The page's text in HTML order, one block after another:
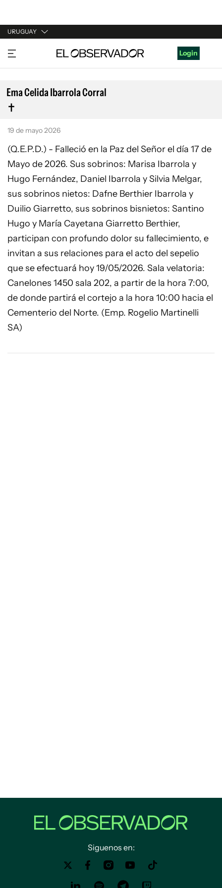
URUGUAY
URUGUAY
ARGENTINA
ESPAÑA
ESTADOS UNIDOS
Login
Ema Celida Ibarrola Corral
19 de mayo 2026
(Q.E.P.D.) - Falleció en la Paz del Señor el día 17 de
Mayo de 2026. Sus sobrinos: Marisa Ibarrola y
Hugo Fernández, Daniel Ibarrola y Silvia Melgar,
sus sobrinos nietos: Dafne Berthier Ibarrola y
Duilio Giarretto, sus sobrinos bisnietos: Santino
Hugo y María Cayetana Giarretto Berthier,
participan con profundo dolor su fallecimiento, e
invitan a sus relaciones para el acto del sepelio
que se efectuará hoy 19/05/2026. Sala velatoria:
Canelones 1450 sala 202, a partir de la hora 7:00,
de donde partirá el cortejo a la hora 10:00 hacia el
Cementerio del Norte. (Emp. Rogelio Martinelli
SA)
Siguenos en: